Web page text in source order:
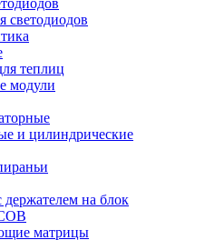
светодиодов
теплиц
модули
и цилиндрические
на блок
матрицы